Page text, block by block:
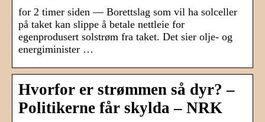
for 2 timer siden — Borettslag som vil ha solceller
på taket kan slippe å betale nettleie for
egenprodusert solstrøm fra taket. Det sier olje- og
energiminister …
Hvorfor er strømmen så dyr? –
Politikerne får skylda – NRK